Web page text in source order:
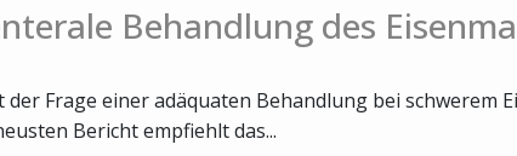
Behandlung des
der Frage einer adäquaten Behandlung bei schwerem
Bericht empfiehlt das...